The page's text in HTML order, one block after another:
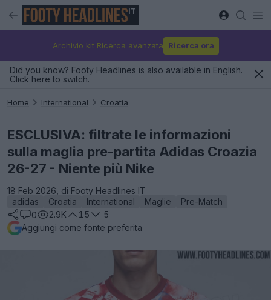
IT
Archivio kit Ricerca avanzata Ricerca ora
Did you know? Footy Headlines is also available in English.
Click here to switch.
Home International Croatia
ESCLUSIVA: filtrate le informazioni
sulla maglia pre-partita Adidas Croazia
26-27 - Niente più Nike
18 Feb 2026, di Footy Headlines IT
adidas
Croatia International Maglie
Pre-Match
0
2.9K 15
5
Aggiungi come fonte preferita